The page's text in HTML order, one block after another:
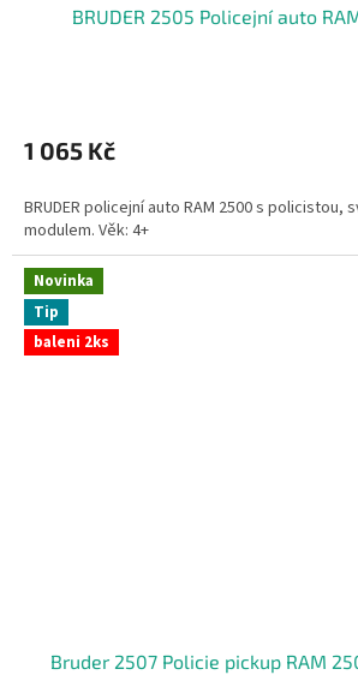
BRUDER 2505 Policejní auto
1 065 Kč
BRUDER policejní auto RAM 2500 s policistou,
modulem. Věk: 4+
Novinka
Tip
baleni 2ks
Bruder 2507 Policie pickup RAM